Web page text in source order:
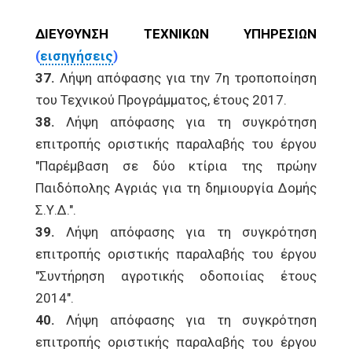
ΔΙΕΥΘΥΝΣΗ ΤΕΧΝΙΚΩΝ ΥΠΗΡΕΣΙΩΝ
(εισηγήσεις)
37. Λήψη απόφασης για την 7η τροποποίηση
του Τεχνικού Προγράμματος, έτους 2017.
38. Λήψη απόφασης για τη συγκρότηση
επιτροπής οριστικής παραλαβής του έργου
"Παρέμβαση σε δύο κτίρια της πρώην
Παιδόπολης Αγριάς για τη δημιουργία Δομής
Σ.Υ.Δ.".
39. Λήψη απόφασης για τη συγκρότηση
επιτροπής οριστικής παραλαβής του έργου
"Συντήρηση αγροτικής οδοποιίας έτους
2014".
40. Λήψη απόφασης για τη συγκρότηση
επιτροπής οριστικής παραλαβής του έργου